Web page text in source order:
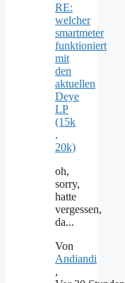
RE:
welcher
smartmeter
funktioniert
mit
den
aktuellen
Deye
LP
(15k
,
20k)
oh,
sorry,
hatte
vergessen,
da...
Von
Andiandi
,